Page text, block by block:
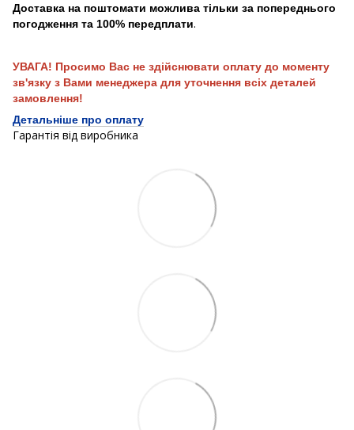
Доставка на поштомати можлива тільки за попереднього
погодження та 100% передплати.
УВАГА! Просимо Вас не здійснювати оплату до моменту
зв'язку з Вами менеджера для уточнення всіх деталей
замовлення!
Детальніше про оплату
Гарантія від виробника